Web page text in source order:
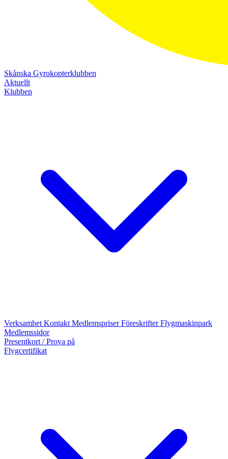
Skånska Gyrokopterklubben
Aktuellt
Klubben
Verksamhet Kontakt MedlemspriserFöreskrifterFlygmaskinpark
Medlemssidor
Presentkort / Prova på
Flygcertifikat